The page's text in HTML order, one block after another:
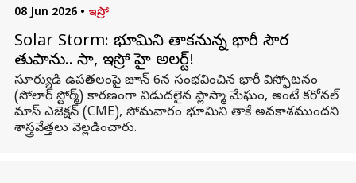
08 Jun 2026 • ఇస్రో
Solar Storm: భూమిని తాకనున్న భారీ సౌర
తుపాను.. నాసా, ఇస్రో హై అలర్ట్!
సూర్యుడి ఉపరితలంపై జూన్ 6న సంభవించిన భారీ విస్ఫోటనం
(సోలార్ స్టోర్మ్) కారణంగా విడుదలైన ప్లాస్మా మేఘం, అంటే కరోనల్
మాస్ ఎజెక్షన్ (CME), సోమవారం భూమిని తాకే అవకాశముందని
శాస్త్రవేత్తలు వెల్లడించారు.